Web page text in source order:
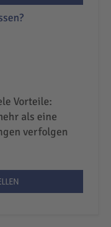
Vorteile:
als eine
verfolgen